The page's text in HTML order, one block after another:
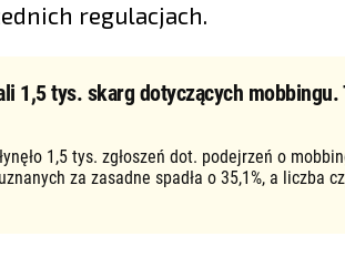
regulacjach.
1,5 tys. skarg dotyczących
1,5 tys. zgłoszeń dot. podejrzeń o
za zasadne spadła o 35,1%, a liczba